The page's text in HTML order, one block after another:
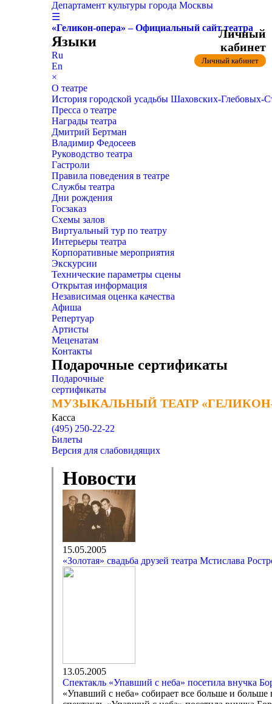
Департамент культуры города Москвы
☰
«Геликон-опера» – Официальный сайт театра
Языки
Ru
En
×
О театре
История городской усадьбы Шаховских-
Пресса о театре
Награды театра
Дмитрий Бертман
Владимир Федосеев
Руководство театра
Гастроли
Правила поведения в театре
Службы театра
Дни рождения
Госзаказ
Схемы залов
Виртуальный тур по театру
Интерьеры театра
Корпоративные мероприятия
Экскурсии
Технические параметры сцены
Открытая информация
Независимая оценка качества
Афиша
Репертуар
Артисты
Меценатам
Контакты
Подарочные сертификаты
Подарочные
сертификаты
МУЗЫКАЛЬНЫЙ ТЕАТР
МУЗЫКАЛЬНЫЙ ТЕАТР
Касса
(495) 250-22-22
Личный
кабинет
Личный кабинет
Билеты
Версия для слабовидящих
Новости
15.05.2005
«Золотая» свадьба друзей театра Мстислава
13.05.2005
Спектакль «Упавший с неба» посетила внучка
«Упавший с неба» собирает все больше и